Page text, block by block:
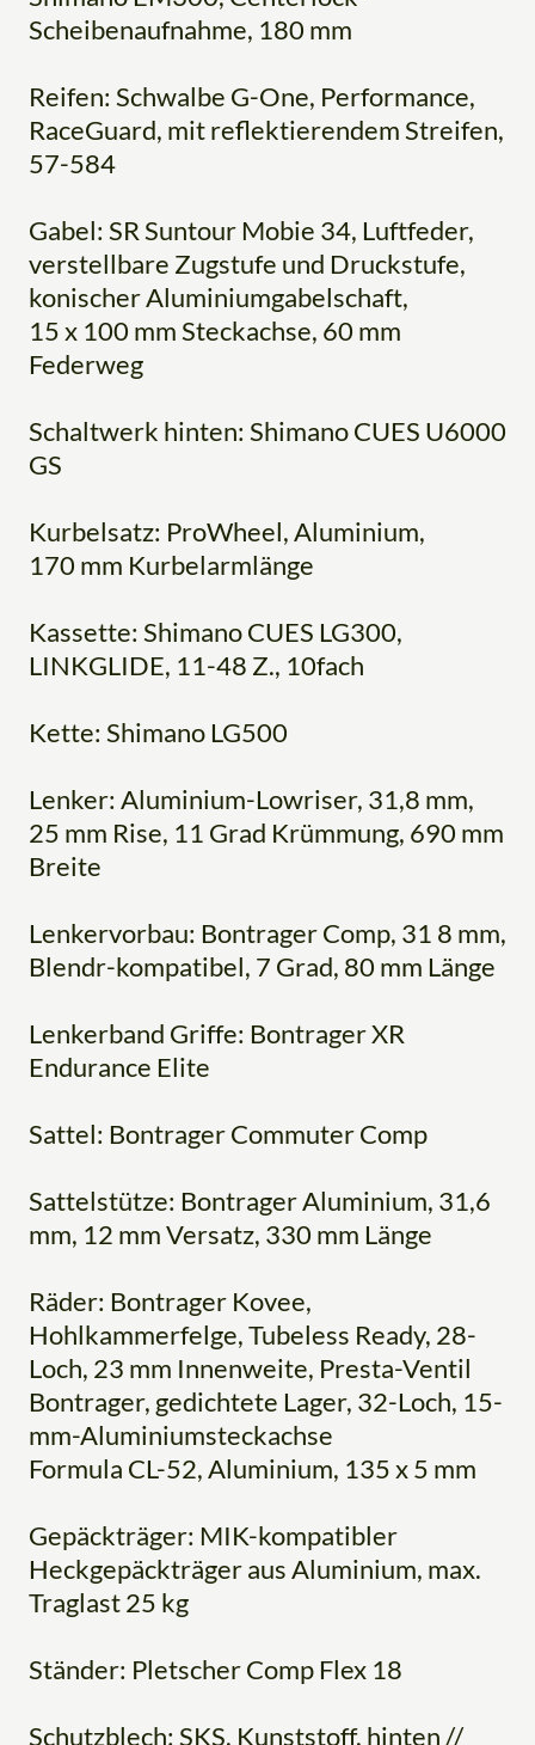
Scheibenaufnahme, 180 mm
Reifen: Schwalbe G-One, Performance,
RaceGuard, mit reflektierendem Streifen,
57-584
Gabel: SR Suntour Mobie 34, Luftfeder,
verstellbare Zugstufe und Druckstufe,
konischer Aluminiumgabelschaft,
15 x 100 mm Steckachse, 60 mm
Federweg
Schaltwerk hinten: Shimano CUES U6000
GS
Kurbelsatz: ProWheel, Aluminium,
170 mm Kurbelarmlänge
Kassette: Shimano CUES LG300,
LINKGLIDE, 11-48 Z., 10fach
Kette: Shimano LG500
Lenker: Aluminium-Lowriser, 31,8 mm,
25 mm Rise, 11 Grad Krümmung, 690 mm
Breite
Lenkervorbau: Bontrager Comp, 31 8 mm,
Blendr-kompatibel, 7 Grad, 80 mm Länge
Lenkerband Griffe: Bontrager XR
Endurance Elite
Sattel: Bontrager Commuter Comp
Sattelstütze: Bontrager Aluminium, 31,6
mm, 12 mm Versatz, 330 mm Länge
Räder: Bontrager Kovee,
Hohlkammerfelge, Tubeless Ready, 28-
Loch, 23 mm Innenweite, Presta-Ventil
Bontrager, gedichtete Lager, 32-Loch, 15-
mm-Aluminiumsteckachse
Formula CL-52, Aluminium, 135 x 5 mm
Gepäckträger: MIK-kompatibler
Heckgepäckträger aus Aluminium, max.
Traglast 25 kg
Ständer: Pletscher Comp Flex 18
Schutzblech: SKS, Kunststoff, hinten //